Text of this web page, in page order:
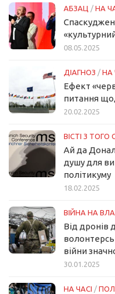
АБЗАЦ / НА
08.05.2025
ДІАГНОЗ / НА
Ефект
питання
20.02.2025
ВІСТІ З ТОГО
Ай да
душу для
політикуму
18.02.2025
ВІЙНА НА
Від дронів
війни
30.01.2025
НА ЧАСІ /